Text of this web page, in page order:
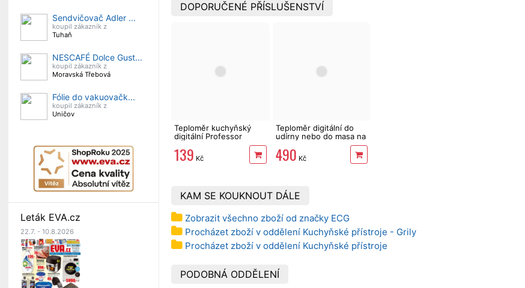
Sendvičovač Adler ...
koupil zákazník z
Tuhaň
NESCAFÉ Dolce Gust...
koupil zákazník z
Moravská Třebová
Fólie do vakuovačk...
koupil zákazník z
Uničov
Leták EVA.cz
22.7. - 10.8.2026
DOPORUČENÉ PŘÍSLUŠENSTVÍ
Teploměr kuchyňský
digitální Professor
139 Kč
Teploměr digitální do
udírny nebo do masa na
490 Kč
KAM SE KOUKNOUT DÁLE
Zobrazit všechno zboží od značky ECG
Procházet zboží v oddělení Kuchyňské přístroje - Grily
Procházet zboží v oddělení Kuchyňské přístroje
PODOBNÁ ODDĚLENÍ